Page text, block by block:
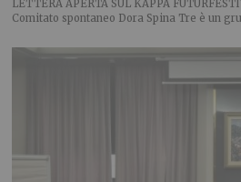
LETTERA APERTA SUL KAPPA
Comitato spontaneo Dora Spina Tre è un